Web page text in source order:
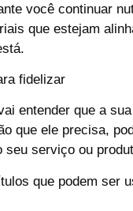
você continuar
que estejam
entender que a
que ele precisa,
seu serviço ou
que podem ser